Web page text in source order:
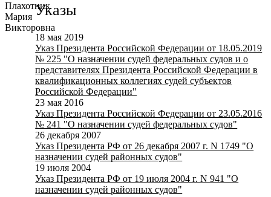
Плахотник
Мария
Викторовна
Указы
18 мая 2019
Указ Президента Российской Федерации от 18.05.2019
№ 225 "О назначении судей федеральных судов и о
представителях Президента Российской Федерации в
квалификационных коллегиях судей субъектов
Российской Федерации"
23 мая 2016
Указ Президента Российской Федерации от 23.05.2016
№ 241 "О назначении судей федеральных судов"
26 декабря 2007
Указ Президента РФ от 26 декабря 2007 г. N 1749 "О
назначении судей районных судов"
19 июля 2004
Указ Президента РФ от 19 июля 2004 г. N 941 "О
назначении судей районных судов"